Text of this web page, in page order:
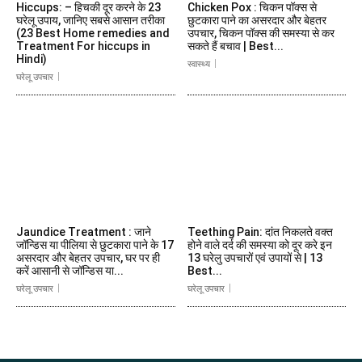
Hiccups: – हिचकी दूर करने के 23
घरेलू उपाय, जानिए सबसे आसान तरीका
(23 Best Home remedies and
Treatment For hiccups in
Hindi)
घरेलू उपचार
Chicken Pox : चिकन पॉक्स से
छुटकारा पाने का असरदार और बेहतर
उपचार, चिकन पॉक्स की समस्या से कर
सकते हैं बचाव | Best...
स्वास्थ्य
Jaundice Treatment : जाने
जॉन्डिस या पीलिया से छुटकारा पाने के 17
असरदार और बेहतर उपचार, घर पर ही
करें आसानी से जॉन्डिस या...
घरेलू उपचार
Teething Pain: दांत निकलते वक्त
होने वाले दर्द की समस्या को दूर करे इन
13 घरेलु उपचारों एवं उपायों से | 13
Best...
घरेलू उपचार